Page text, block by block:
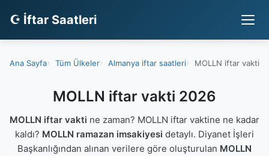
☪ İftar Saatleri
Ana Sayfa Tüm Ülkeler Almanya iftar saatleri MOLLN iftar vakti
MOLLN iftar vakti 2026
MOLLN iftar vakti ne zaman? MOLLN iftar vaktine ne kadar
kaldı? MOLLN ramazan imsakiyesi detaylı. Diyanet İşleri
Başkanlığından alınan verilere göre oluşturulan MOLLN